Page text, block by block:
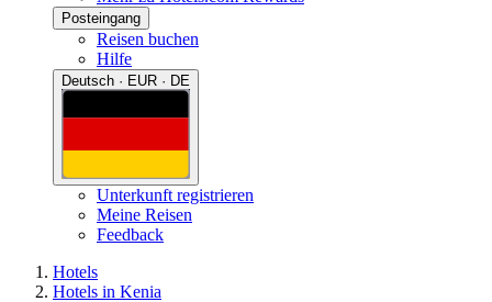
Posteingang
Reisen buchen
Hilfe
Deutsch · EUR · DE
Unterkunft registrieren
Meine Reisen
Feedback
Hotels
Hotels in Kenia